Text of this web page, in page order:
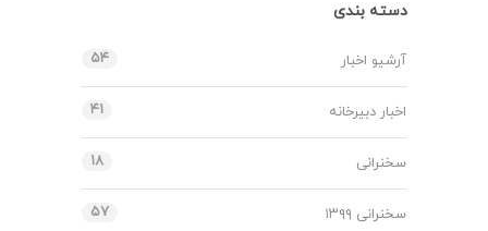
دسته بندی
آرشیو اخبار ۵۴
اخبار دبیرخانه ۴۱
سخنرانی ۱۸
سخنرانی ۱۳۹۹ ۵۷